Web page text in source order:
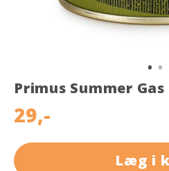
Primus Summer
29,-
Læg i